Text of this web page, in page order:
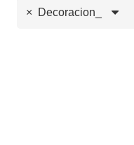
× Decoracion_